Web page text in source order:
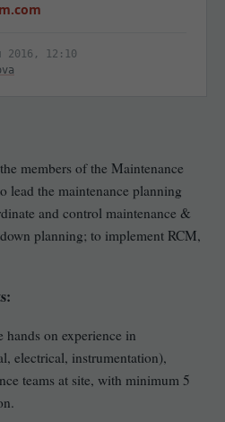
2016, 12:10
members of the Maintenance
lead the maintenance planning
and control maintenance &
planning; to implement RCM,
hands on experience in
electrical, instrumentation),
teams at site, with minimum 5